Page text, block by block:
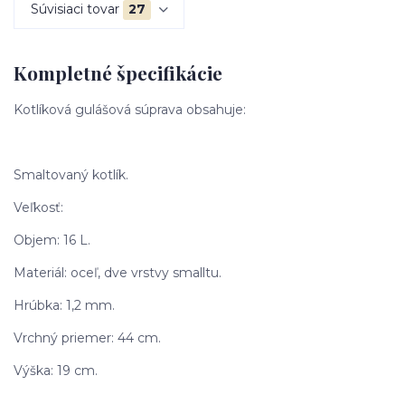
Súvisiaci tovar 27
Kompletné špecifikácie
Kotlíková gulášová súprava obsahuje:
Smaltovaný kotlík.
Veľkosť:
Objem: 16 L.
Materiál: oceľ, dve vrstvy smalltu.
Hrúbka: 1,2 mm.
Vrchný priemer: 44 cm.
Výška: 19 cm.